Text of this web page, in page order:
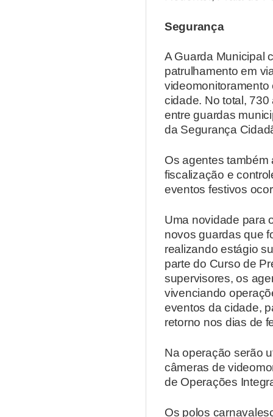
Segurança
A Guarda Municipal
patrulhamento em
cidade. No total,
entre guardas
da Segurança
Os agentes
fiscalização e
eventos festivos
Uma novidade para
novos guardas que
realizando estágio
parte do Curso de
supervisores, os
vivenciando
eventos da cidade,
retorno nos dias de
Na operação serão
câmeras de
de Operações
Os polos